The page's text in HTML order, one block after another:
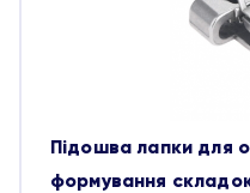
Підошва лапки для
формування